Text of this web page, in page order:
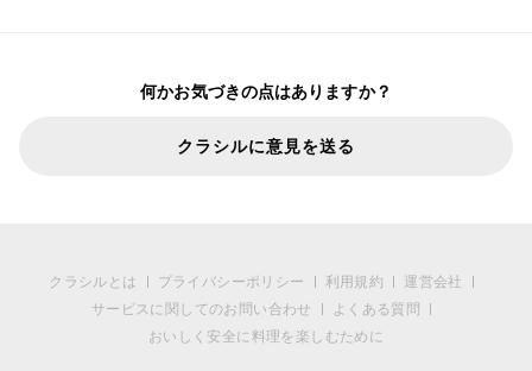
何かお気づきの点はありますか？
クラシルに意見を送る
クラシルとは プライバシーポリシー 利用規約
運営会社
サービスに関してのお問い合わせ
よくある質問
おいしく安全に料理を楽しむために